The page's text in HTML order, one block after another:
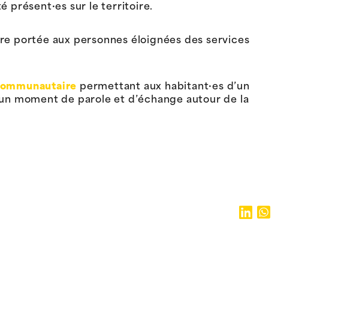
présent·es sur le territoire.
portée aux personnes éloignées des services
permettant aux habitant·es d’un
moment de parole et d’échange autour de la